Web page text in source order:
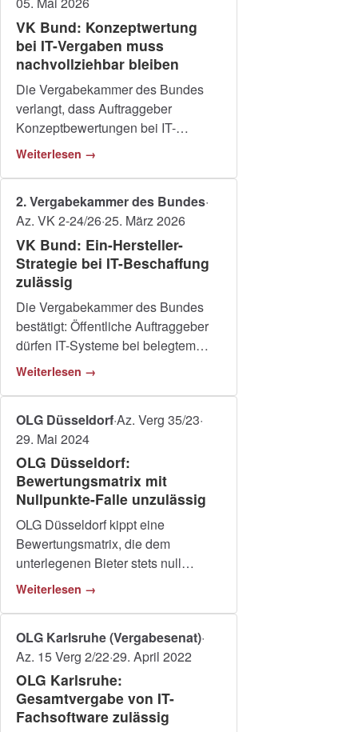
VK Bund: Konzeptwertung
bei IT-Vergaben muss
nachvollziehbar bleiben
Die Vergabekammer des Bundes
verlangt, dass Auftraggeber
Konzeptbewertungen bei IT-
Ausschreibungen im Quervergleich
Weiterlesen →
2. Vergabekammer des Bundes·
Az. VK 2-24/26·25. März 2026
VK Bund: Ein-Hersteller-
Strategie bei IT-Beschaffung
zulässig
Die Vergabekammer des Bundes
bestätigt: Öffentliche Auftraggeber
dürfen IT-Systeme bei belegtem
Risiko herstellerspezifisch
Weiterlesen →
OLG Düsseldorf·Az. Verg 35/23·
29. Mai 2024
OLG Düsseldorf:
Bewertungsmatrix mit
Nullpunkte-Falle unzulässig
OLG Düsseldorf kippt eine
Bewertungsmatrix, die dem
unterlegenen Bieter stets null
Punkte gab – ein Warnsignal auch
Bietern.
Weiterlesen →
OLG Karlsruhe (Vergabesenat)·
Az. 15 Verg 2/22·29. April 2022
OLG Karlsruhe:
Gesamtvergabe von IT-
Fachsoftware zulässig